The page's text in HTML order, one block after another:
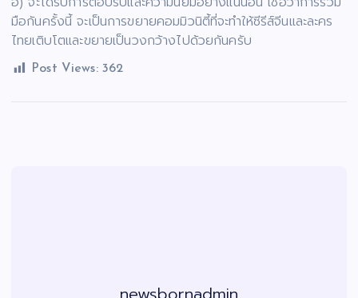
มือกันครั้งนี้ จะเป็นการขยายคอมมิวนิตี้ที่จะทำให้ซีรีส์จีนและละคร
ไทยเติบโตและขยายเป็นวงกว้างไปด้วยกันครับ
Post Views: 362